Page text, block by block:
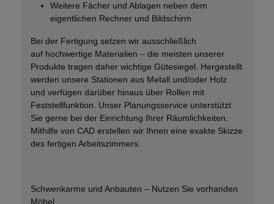
Weitere Fächer und Ablagen neben dem
eigentlichen Rechner und Bildschirm
Bei der Fertigung setzen wir ausschließlich
auf hochwertige Materialien – die meisten unserer
Produkte tragen daher wichtige Gütesiegel. Hergestellt
werden unsere Stationen aus Metall und/oder Holz
und verfügen darüber hinaus über Rollen mit
Feststellfunktion . Unser Planungsservice unterstützt
Sie gerne bei der Einrichtung Ihrer Räumlichkeiten.
Mithilfe von CAD erstellen wir Ihnen eine exakte Skizze
des fertigen Arbeitszimmers.
Schwenkarme und Anbauten – Nutzen Sie vorhanden
Möbel